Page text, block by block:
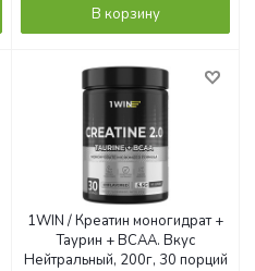
В корзину
1WIN / Креатин моногидрат +
Таурин + ВСАА. Вкус
Нейтральный, 200г, 30 порций